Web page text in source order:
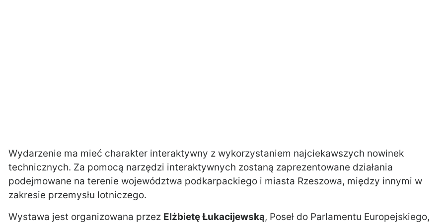
Wydarzenie ma mieć charakter interaktywny z wykorzystaniem najciekawszych nowinek
technicznych. Za pomocą narzędzi interaktywnych zostaną zaprezentowane działania
podejmowane na terenie województwa podkarpackiego i miasta Rzeszowa, między innymi w
zakresie przemysłu lotniczego.
Wystawa jest organizowana przez Elżbietę Łukacijewską, Poseł do Parlamentu Europejskiego,